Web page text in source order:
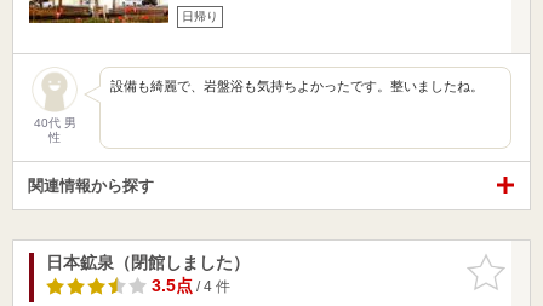
日帰り
40代 男
性
設備も綺麗で、岩盤浴も気持ちよかったです。整いましたね。
関連情報から探す
お気に入
りに追加
日本鉱泉（閉館しました）
3.5点/ 4 件